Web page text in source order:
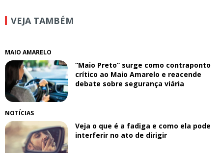
VEJA TAMBÉM
MAIO AMARELO
“Maio Preto” surge como contraponto
crítico ao Maio Amarelo e reacende
debate sobre segurança viária
NOTÍCIAS
Veja o que é a fadiga e como ela pode
interferir no ato de dirigir